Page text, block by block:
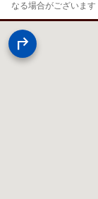
なる場合がございます